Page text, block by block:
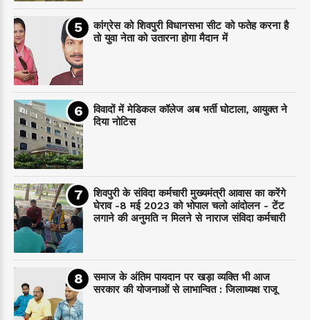
कांग्रेस को शिवपुरी विधानसभा सीट को फतेह करना है
तो युवा नेता को उतारना होगा मैदान में
विवादों में मेडिकल कॉलेज अब भर्ती घोटाला, आयुक्त ने
दिया नोटिस
शिवपुरी के संविदा कर्मचारी मुख्यमंत्री आवास का करेंगे
घेराव -8 मई 2023 को भोपाल चलो आंदोलन - टेंट
लगाने की अनुमति न मिलने से नाराज संविदा कर्मचारी
समाज के अंतिम पायदान पर‌ खड़ा व्यक्ति भी आज
सरकार की योजनाओं से लाभान्वित : जिलाध्यक्ष राजू